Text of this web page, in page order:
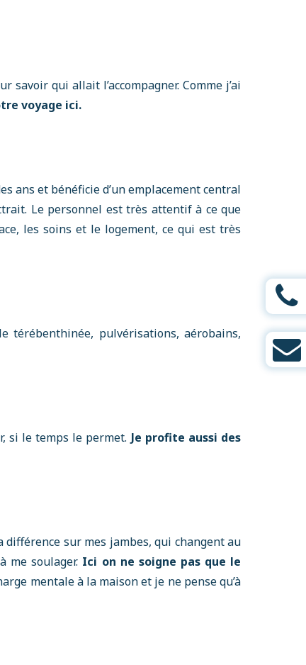
qui allait l’accompagner. Comme j’ai
voyage ici.
ans et bénéficie d’un emplacement central
Le personnel est très attentif à ce que
les soins et le logement, ce qui est très
térébenthinée, pulvérisations, aérobains,
si le temps le permet. Je profite aussi des
différence sur mes jambes, qui changent au
me soulager. Ici on ne soigne pas que le
mentale à la maison et je ne pense qu’à